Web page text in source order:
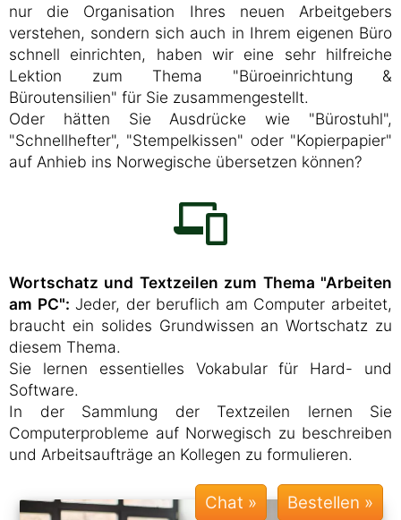
nur die Organisation Ihres neuen Arbeitgebers
verstehen, sondern sich auch in Ihrem eigenen Büro
schnell einrichten, haben wir eine sehr hilfreiche
Lektion zum Thema "Büroeinrichtung &
Büroutensilien" für Sie zusammengestellt.
Oder hätten Sie Ausdrücke wie "Bürostuhl",
"Schnellhefter", "Stempelkissen" oder "Kopierpapier"
auf Anhieb ins Norwegische übersetzen können?
Wortschatz und Textzeilen zum Thema "Arbeiten
am PC": Jeder, der beruflich am Computer arbeitet,
braucht ein solides Grundwissen an Wortschatz zu
diesem Thema.
Sie lernen essentielles Vokabular für Hard- und
Software.
In der Sammlung der Textzeilen lernen Sie
Computerprobleme auf Norwegisch zu beschreiben
und Arbeitsaufträge an Kollegen zu formulieren.
Chat »